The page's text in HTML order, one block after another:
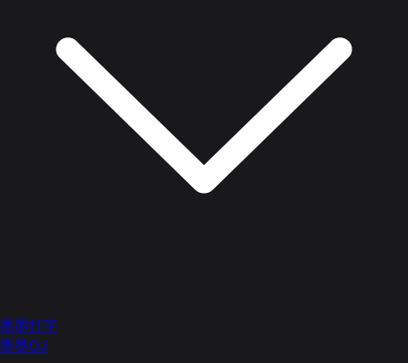
墨墨打字
墨墨OJ